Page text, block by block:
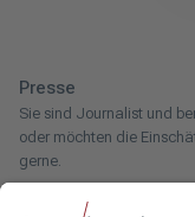
Presse
Sie sind Journalist und
oder möchten die
gerne.
Zum Pressebereich